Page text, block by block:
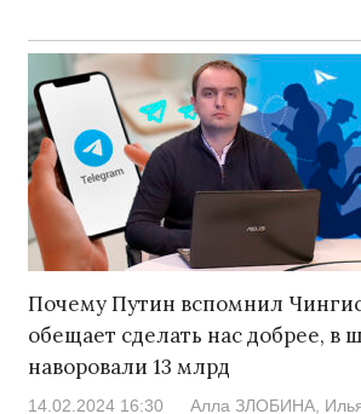
Почему Путин вспомнил
обещает сделать нас добрее, в
наворовали 13 млрд
14.02.2024 16:30 Алла ЗЛОБИНА,